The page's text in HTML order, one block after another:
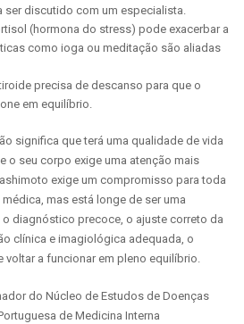
ser discutido com um especialista.
(hormona do stress) pode exacerbar a
como ioga ou meditação são aliadas
precisa de descanso para que o
em equilíbrio.
significa que terá uma qualidade de vida
o seu corpo exige uma atenção mais
exige um compromisso para toda
mas está longe de ser uma
o diagnóstico precoce, o ajuste correto da
clínica e imagiológica adequada, o
voltar a funcionar em pleno equilíbrio.
do Núcleo de Estudos de Doenças
de Medicina Interna